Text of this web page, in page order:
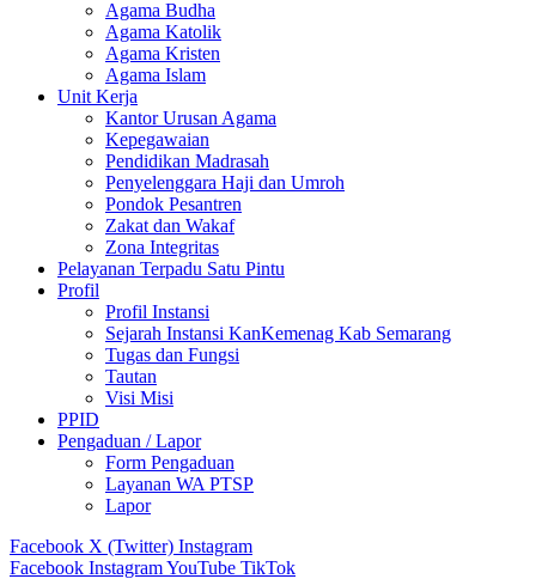
Agama Budha
Agama Katolik
Agama Kristen
Agama Islam
Unit Kerja
Kantor Urusan Agama
Kepegawaian
Pendidikan Madrasah
Penyelenggara Haji dan Umroh
Pondok Pesantren
Zakat dan Wakaf
Zona Integritas
Pelayanan Terpadu Satu Pintu
Profil
Profil Instansi
Sejarah Instansi KanKemenag Kab Semarang
Tugas dan Fungsi
Tautan
Visi Misi
PPID
Pengaduan / Lapor
Form Pengaduan
Layanan WA PTSP
Lapor
Facebook X (Twitter) Instagram
Facebook InstagramYouTube TikTok